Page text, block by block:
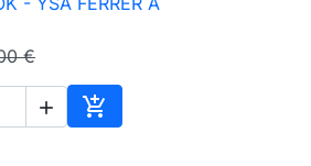
rapide
€
 
Ajouter au panier